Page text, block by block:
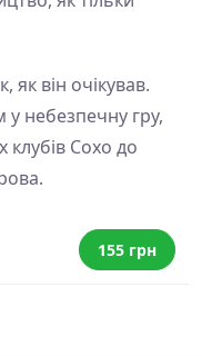
як він очікував.
у небезпечну гру,
клубів Сохо до
155 грн